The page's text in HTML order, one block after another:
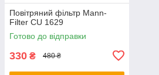
Повітряний фільтр Mann-
Filter CU 1629
Готово до відправки
330 ₴ 480 ₴